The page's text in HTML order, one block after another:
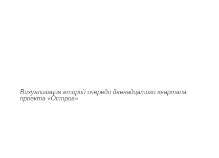
Визуализация второй очереди двенадцатого квартала
проекта «Остров»